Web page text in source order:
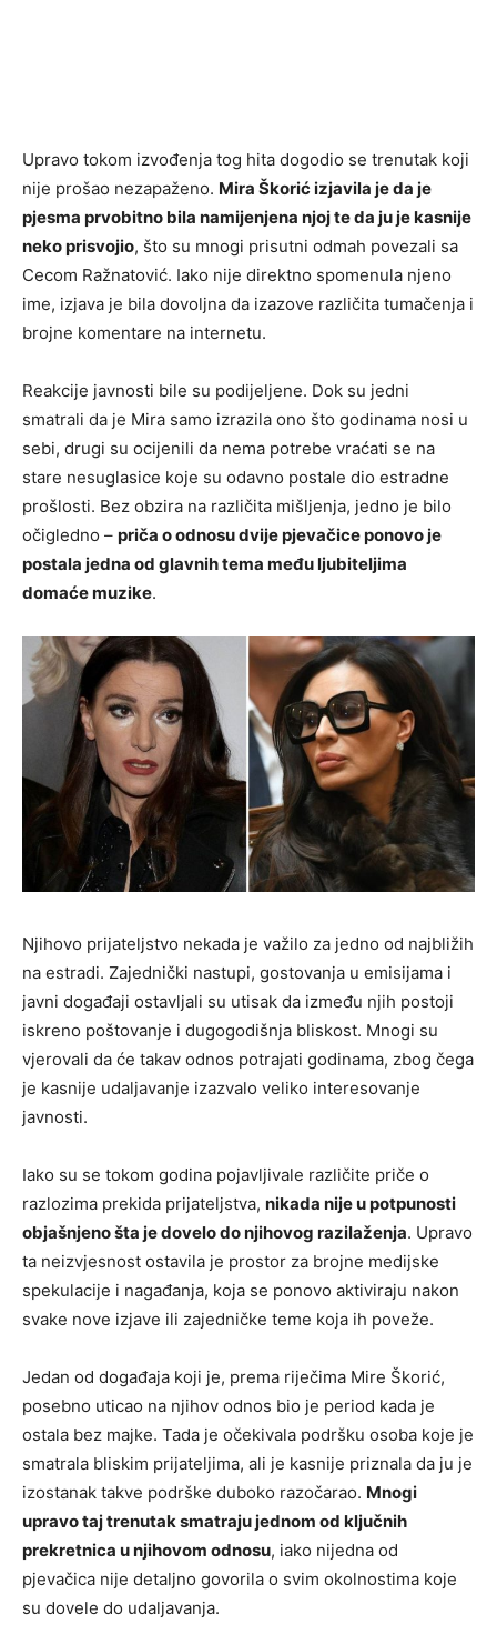
Upravo tokom izvođenja tog hita dogodio se trenutak koji
nije prošao nezapaženo. Mira Škorić izjavila je da je
pjesma prvobitno bila namijenjena njoj te da ju je kasnije
neko prisvojio, što su mnogi prisutni odmah povezali sa
Cecom Ražnatović. Iako nije direktno spomenula njeno
ime, izjava je bila dovoljna da izazove različita tumačenja i
brojne komentare na internetu.
Reakcije javnosti bile su podijeljene. Dok su jedni
smatrali da je Mira samo izrazila ono što godinama nosi u
sebi, drugi su ocijenili da nema potrebe vraćati se na
stare nesuglasice koje su odavno postale dio estradne
prošlosti. Bez obzira na različita mišljenja, jedno je bilo
očigledno – priča o odnosu dvije pjevačice ponovo je
postala jedna od glavnih tema među ljubiteljima
domaće muzike.
Njihovo prijateljstvo nekada je važilo za jedno od najbližih
na estradi. Zajednički nastupi, gostovanja u emisijama i
javni događaji ostavljali su utisak da između njih postoji
iskreno poštovanje i dugogodišnja bliskost. Mnogi su
vjerovali da će takav odnos potrajati godinama, zbog čega
je kasnije udaljavanje izazvalo veliko interesovanje
javnosti.
Iako su se tokom godina pojavljivale različite priče o
razlozima prekida prijateljstva, nikada nije u potpunosti
objašnjeno šta je dovelo do njihovog razilaženja. Upravo
ta neizvjesnost ostavila je prostor za brojne medijske
spekulacije i nagađanja, koja se ponovo aktiviraju nakon
svake nove izjave ili zajedničke teme koja ih poveže.
Jedan od događaja koji je, prema riječima Mire Škorić,
posebno uticao na njihov odnos bio je period kada je
ostala bez majke. Tada je očekivala podršku osoba koje je
smatrala bliskim prijateljima, ali je kasnije priznala da ju je
izostanak takve podrške duboko razočarao. Mnogi
upravo taj trenutak smatraju jednom od ključnih
prekretnica u njihovom odnosu, iako nijedna od
pjevačica nije detaljno govorila o svim okolnostima koje
su dovele do udaljavanja.